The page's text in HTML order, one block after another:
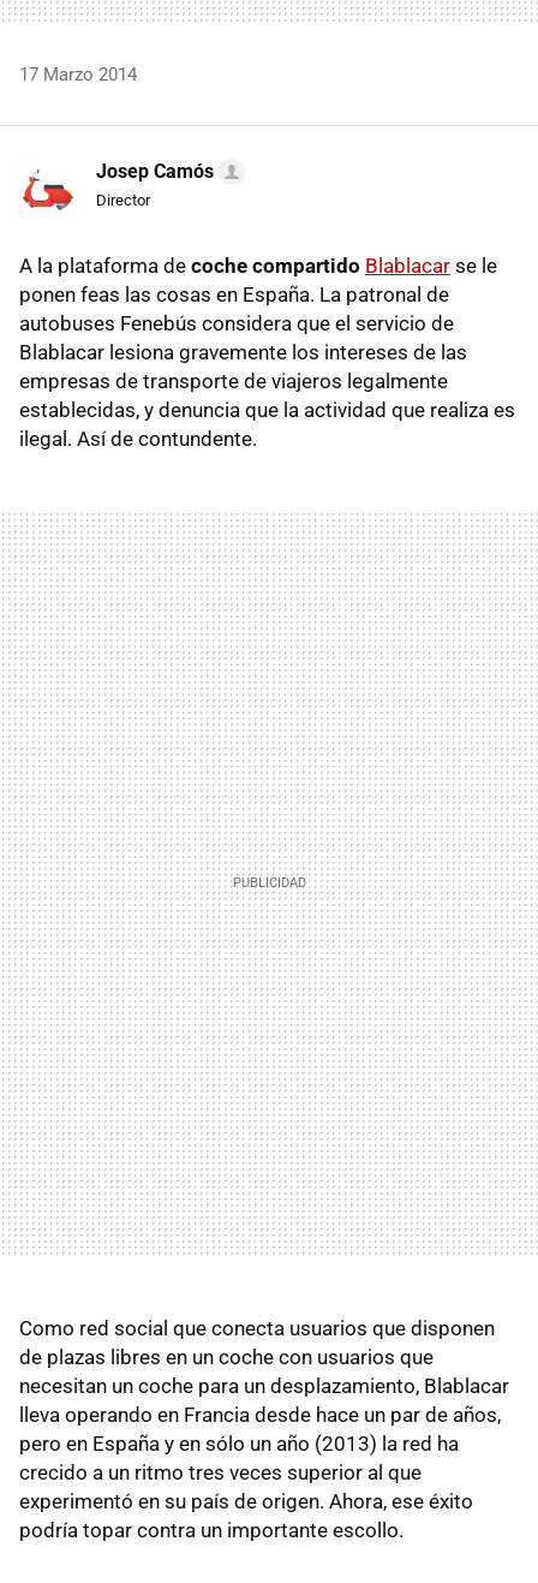
17 Marzo 2014
Josep Camós
Director
A la plataforma de coche compartido Blablacar se le
ponen feas las cosas en España. La patronal de
autobuses Fenebús considera que el servicio de
Blablacar lesiona gravemente los intereses de las
empresas de transporte de viajeros legalmente
establecidas, y denuncia que la actividad que realiza es
ilegal. Así de contundente.
Como red social que conecta usuarios que disponen
de plazas libres en un coche con usuarios que
necesitan un coche para un desplazamiento, Blablacar
lleva operando en Francia desde hace un par de años,
pero en España y en sólo un año (2013) la red ha
crecido a un ritmo tres veces superior al que
experimentó en su país de origen. Ahora, ese éxito
podría topar contra un importante escollo.